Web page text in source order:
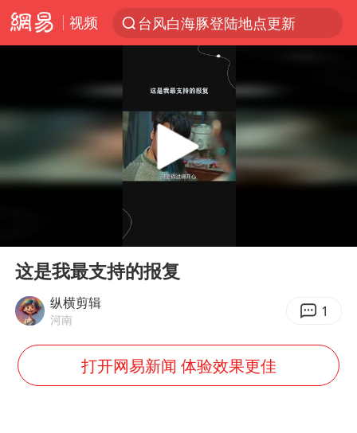
视频
台风白海豚登陆地点更新
台风白海豚进入48小时警戒线
台风白海豚影响中国已成定局
佛得角门将亮相智利俱乐部主场
多地要求领导干部带头休假
27岁女子成组织卖淫集团主犯被通缉
“China Cool”成海外热词
Play
这是我最支持的报复
纵横剪辑
河南 1
打开网易新闻 体验效果更佳